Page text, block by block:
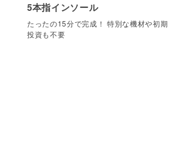
5本指インソール
たったの15分で完成！ 特別な機材や初期
投資も不要